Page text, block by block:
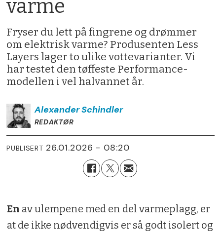
varme
Fryser du lett på fingrene og drømmer
om elektrisk varme? Produsenten Less
Layers lager to ulike vottevarianter. Vi
har testet den tøffeste Performance-
modellen i vel halvannet år.
AlexanderSchindler
REDAKTØR
PUBLISERT 26.01.2026 - 08:20
En av ulempene med en del varmeplagg, er
at de ikke nødvendigvis er så godt isolert og